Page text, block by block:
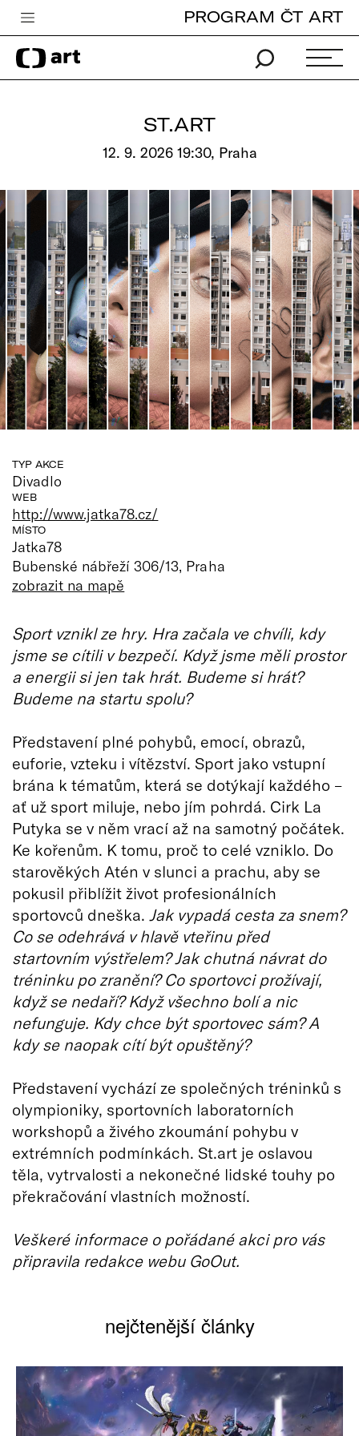
Česká televize
Zpravodajství
Pro děti
edu
Vše o ČT
PROGRAM ČT ART
ST.ART
12. 9. 2026 19:30, Praha
TYP AKCE
Divadlo
WEB
http://www.jatka78.cz/
MÍSTO
Jatka78
Bubenské nábřeží 306/13, Praha
zobrazit na mapě
Sport vznikl ze hry. Hra začala ve chvíli, kdy
jsme se cítili v bezpečí. Když jsme měli prostor
a energii si jen tak hrát. Budeme si hrát?
Budeme na startu spolu?
Představení plné pohybů, emocí, obrazů,
euforie, vzteku i vítězství. Sport jako vstupní
brána k tématům, která se dotýkají každého –
ať už sport miluje, nebo jím pohrdá. Cirk La
Putyka se v něm vrací až na samotný počátek.
Ke kořenům. K tomu, proč to celé vzniklo. Do
starověkých Atén v slunci a prachu, aby se
pokusil přiblížit život profesionálních
sportovců dneška. Jak vypadá cesta za snem?
Co se odehrává v hlavě vteřinu před
startovním výstřelem? Jak chutná návrat do
tréninku po zranění? Co sportovci prožívají,
když se nedaří? Když všechno bolí a nic
nefunguje. Kdy chce být sportovec sám? A
kdy se naopak cítí být opuštěný?
Představení vychází ze společných tréninků s
olympioniky, sportovních laboratorních
workshopů a živého zkoumání pohybu v
extrémních podmínkách. St.art je oslavou
těla, vytrvalosti a nekonečné lidské touhy po
překračování vlastních možností.
Veškeré informace o pořádané akci pro vás
připravila redakce webu GoOut.
nejčtenější články